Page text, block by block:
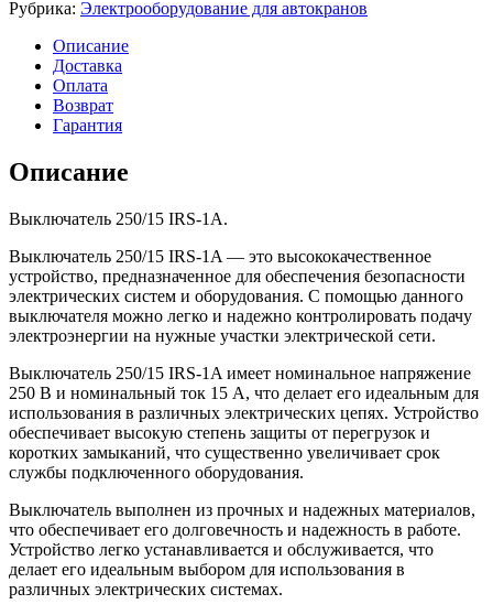
Рубрика: Электрооборудование для автокранов
Описание
Доставка
Оплата
Возврат
Гарантия
Описание
Выключатель 250/15 IRS-1A.
Выключатель 250/15 IRS-1A — это высококачественное
устройство, предназначенное для обеспечения безопасности
электрических систем и оборудования. С помощью данного
выключателя можно легко и надежно контролировать подачу
электроэнергии на нужные участки электрической сети.
Выключатель 250/15 IRS-1A имеет номинальное напряжение
250 В и номинальный ток 15 А, что делает его идеальным для
использования в различных электрических цепях. Устройство
обеспечивает высокую степень защиты от перегрузок и
коротких замыканий, что существенно увеличивает срок
службы подключенного оборудования.
Выключатель выполнен из прочных и надежных материалов,
что обеспечивает его долговечность и надежность в работе.
Устройство легко устанавливается и обслуживается, что
делает его идеальным выбором для использования в
различных электрических системах.